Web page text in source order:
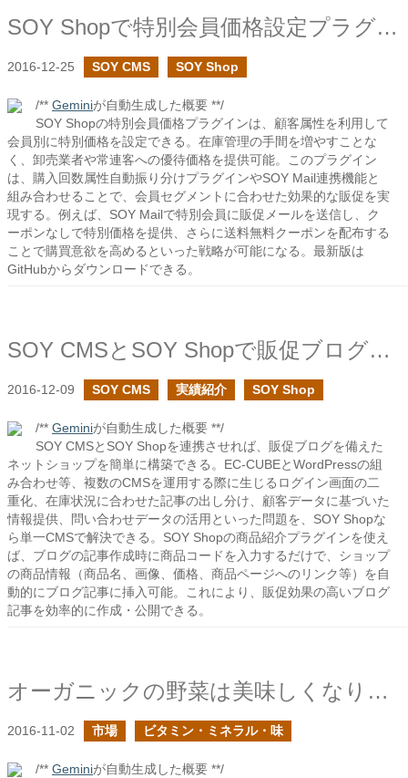
SOY Shopで特別会員価格設定プラグインを作成しました
2016-12-25 SOY CMS SOY Shop
/** Geminiが自動生成した概要 **/
SOY Shopの特別会員価格プラグインは、顧客属性を利用して
会員別に特別価格を設定できる。在庫管理の手間を増やすことな
く、卸売業者や常連客への優待価格を提供可能。このプラグイン
は、購入回数属性自動振り分けプラグインやSOY Mail連携機能と
組み合わせることで、会員セグメントに合わせた効果的な販促を実
現する。例えば、SOY Mailで特別会員に販促メールを送信し、ク
ーポンなしで特別価格を提供、さらに送料無料クーポンを配布する
ことで購買意欲を高めるといった戦略が可能になる。最新版は
GitHubからダウンロードできる。
SOY CMSとSOY Shopで販促ブログ付きのネットショップを運営してみよう
2016-12-09 SOY CMS 実績紹介 SOY Shop
/** Geminiが自動生成した概要 **/
SOY CMSとSOY Shopを連携させれば、販促ブログを備えた
ネットショップを簡単に構築できる。EC-CUBEとWordPressの組
み合わせ等、複数のCMSを運用する際に生じるログイン画面の二
重化、在庫状況に合わせた記事の出し分け、顧客データに基づいた
情報提供、問い合わせデータの活用といった問題を、SOY Shopな
ら単一CMSで解決できる。SOY Shopの商品紹介プラグインを使え
ば、ブログの記事作成時に商品コードを入力するだけで、ショップ
の商品情報（商品名、画像、価格、商品ページへのリンク等）を自
動的にブログ記事に挿入可能。これにより、販促効果の高いブログ
記事を効率的に作成・公開できる。
オーガニックの野菜は美味しくなりやすい
2016-11-02 市場 ビタミン・ミネラル・味
/** Geminiが自動生成した概要 **/